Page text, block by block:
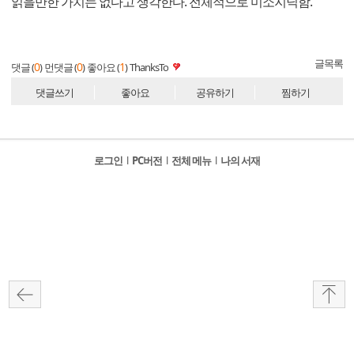
댓글 (0) 먼댓글 (0) 좋아요 (1)ThanksTo 글목록
댓글쓰기 좋아요 공유하기 찜하기
로그인 l PC버전 l 전체 메뉴 l 나의 서재